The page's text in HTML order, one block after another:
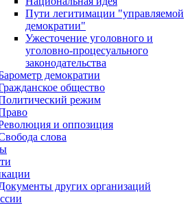
Пути легитимации "управляемой
демократии"
Ужесточение уголовного и
уголовно-процесуального
законодательства
демократии
общество
режим
и оппозиция
слова
других организаций